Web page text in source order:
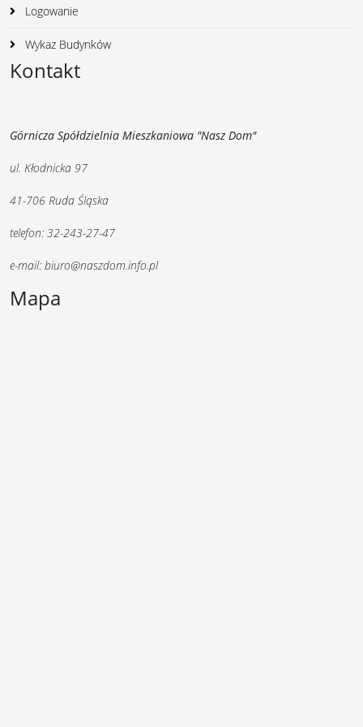
Logowanie
Wykaz Budynków
Kontakt
Górnicza Spółdzielnia Mieszkaniowa "Nasz Dom"
ul. Kłodnicka 97
41-706 Ruda Śląska
telefon: 32-243-27-47
e-mail: biuro@naszdom.info.pl
Mapa